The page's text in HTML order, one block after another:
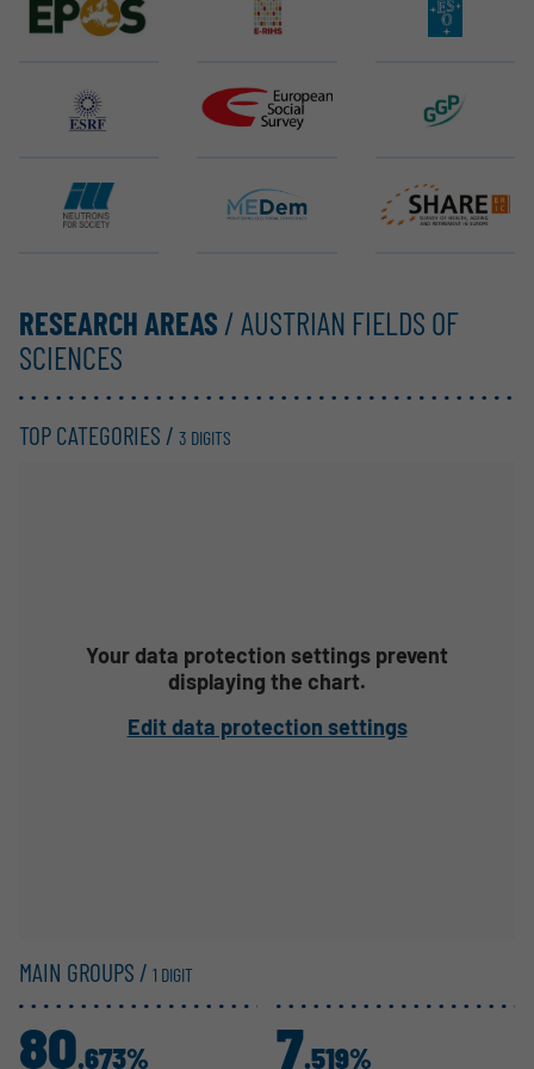
RESEARCH AREAS / AUSTRIAN FIELDS OF
SCIENCES
TOP CATEGORIES / 3 DIGITS
Your data protection settings prevent
displaying the chart.
Edit data protection settings
MAIN GROUPS / 1 DIGIT
80.673% 7.519%